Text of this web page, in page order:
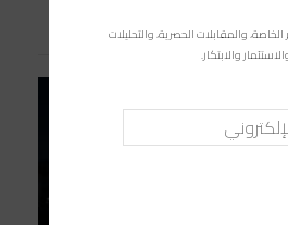
الخاصة، والمقابلات الحصرية، والتحليلات
والابتكار.